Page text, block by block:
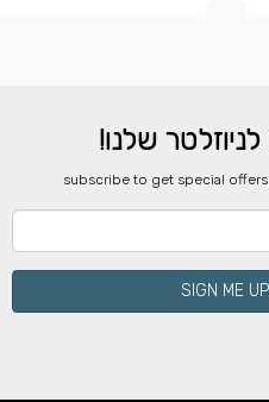
שלנו!
​subscribe to get special